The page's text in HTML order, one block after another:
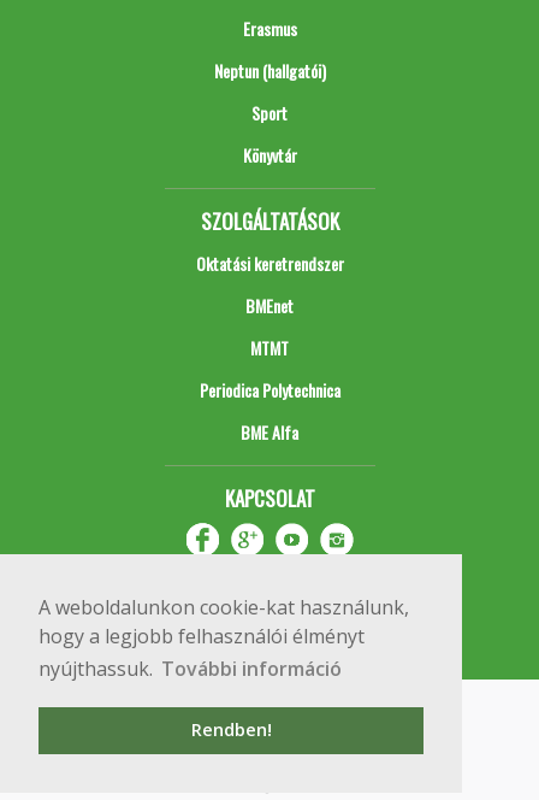
A weboldalunkon cookie-kat használunk,
hogy a legjobb felhasználói élményt
nyújthassuk. További információ
Rendben!
Erasmus
Neptun (hallgatói)
Sport
Könyvtár
SZOLGÁLTATÁSOK
Oktatási keretrendszer
BMEnet
MTMT
Periodica Polytechnica
BME Alfa
KAPCSOLAT
Copyright © 2020 BME Építőmérnöki Kar
1111 Budapest, Műegyetem rkp. 3.